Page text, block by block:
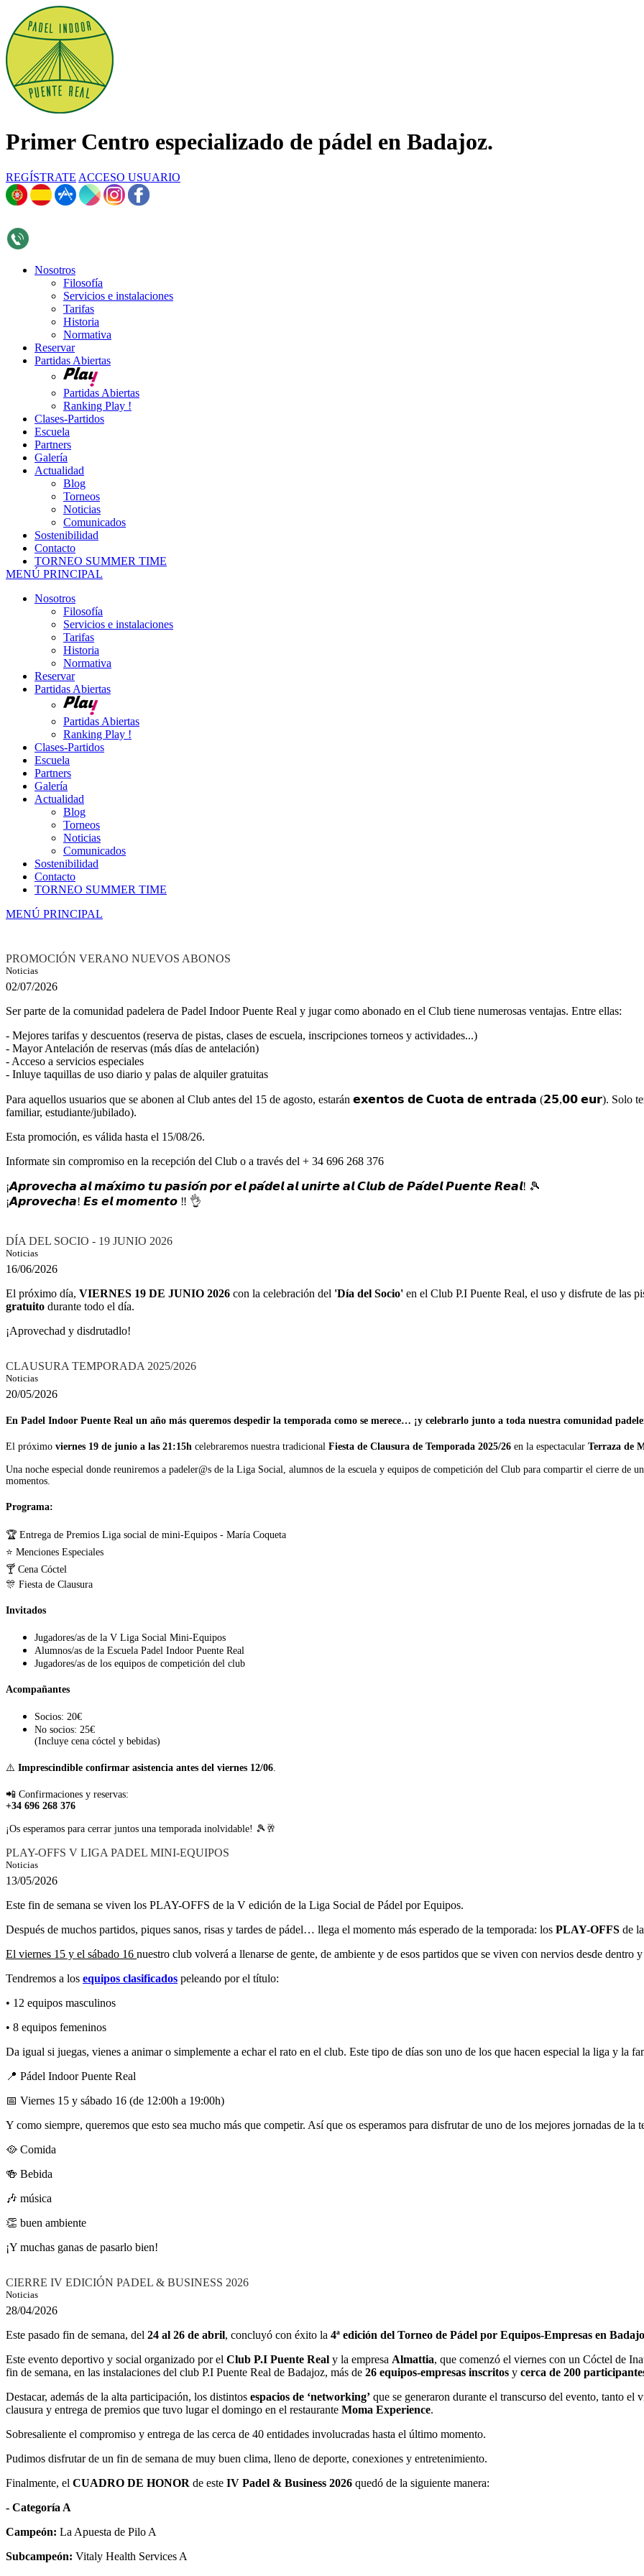
Primer Centro especializado de pádel en Badajoz.
REGÍSTRATE ACCESO USUARIO
Nosotros
Filosofía
Servicios e instalaciones
Tarifas
Historia
Normativa
Reservar
Partidas Abiertas
Partidas Abiertas
Ranking Play !
Clases-Partidos
Escuela
Partners
Galería
Actualidad
Blog
Torneos
Noticias
Comunicados
Sostenibilidad
Contacto
TORNEO SUMMER TIME
MENÚ PRINCIPAL
Nosotros
Filosofía
Servicios e instalaciones
Tarifas
Historia
Normativa
Reservar
Partidas Abiertas
Partidas Abiertas
Ranking Play !
Clases-Partidos
Escuela
Partners
Galería
Actualidad
Blog
Torneos
Noticias
Comunicados
Sostenibilidad
Contacto
TORNEO SUMMER TIME
MENÚ PRINCIPAL
PROMOCIÓN VERANO NUEVOS ABONOS
Noticias
02/07/2026
Ser parte de la comunidad padelera de Padel Indoor Puente Real y jugar como abonado en el Club tiene numerosas ventajas. Entre ellas:
- Mejores tarifas y descuentos (reserva de pistas, clases de escuela, inscripciones torneos y actividades...)
- Mayor Antelación de reservas (más días de antelación)
- Acceso a servicios especiales
- Inluye taquillas de uso diario y palas de alquiler gratuitas
Para aquellos usuarios que se abonen al Club antes del 15 de agosto, estarán 𝗲𝘅𝗲𝗻𝘁𝗼𝘀 𝗱𝗲 𝗖𝘂𝗼𝘁𝗮 𝗱𝗲 𝗲𝗻𝘁𝗿𝗮𝗱𝗮 (𝟮𝟱,𝟬𝟬 𝗲𝘂𝗿). Solo
familiar, estudiante/jubilado).
Esta promoción, es válida hasta el 15/08/26.
Informate sin compromiso en la recepción del Club o a través del + 34 696 268 376
¡𝘼𝙥𝙧𝙤𝙫𝙚𝙘𝙝𝙖 𝙖𝙡 𝙢𝙖́𝙭𝙞𝙢𝙤 𝙩𝙪 𝙥𝙖𝙨𝙞𝙤́𝙣 𝙥𝙤𝙧 𝙚𝙡 𝙥𝙖́𝙙𝙚𝙡 𝙖𝙡 𝙪𝙣𝙞𝙧𝙩𝙚 𝙖𝙡 𝘾𝙡𝙪𝙗 𝙙𝙚 𝙋𝙖́𝙙𝙚𝙡 𝙋𝙪𝙚𝙣𝙩𝙚 𝙍𝙚𝙖𝙡! 🎾
¡𝘼𝙥𝙧𝙤𝙫𝙚𝙘𝙝𝙖! 𝙀𝙨 𝙚𝙡 𝙢𝙤𝙢𝙚𝙣𝙩𝙤 ‼ 👌
DÍA DEL SOCIO - 19 JUNIO 2026
Noticias
16/06/2026
El próximo día, VIERNES 19 DE JUNIO 2026 con la celebración del 'Día del Socio' en el Club P.I Puente Real, el uso y disfrute de las
gratuito durante todo el día.
¡Aprovechad y disdrutadlo!
CLAUSURA TEMPORADA 2025/2026
Noticias
20/05/2026
En Padel Indoor Puente Real un año más queremos despedir la temporada como se merece… ¡y celebrarlo junto a toda nuestra comunidad
El próximo viernes 19 de junio a las 21:15h celebraremos nuestra tradicional Fiesta de Clausura de Temporada 2025/26 en la espectacular Terraza de
Una noche especial donde reuniremos a padeler@s de la Liga Social, alumnos de la escuela y equipos de competición del Club para compartir el cierre de
momentos.
Programa:
🏆 Entrega de Premios Liga social de mini-Equipos - María Coqueta
⭐ Menciones Especiales
🍸 Cena Cóctel
🎊 Fiesta de Clausura
Invitados
Jugadores/as de la V Liga Social Mini-Equipos
Alumnos/as de la Escuela Padel Indoor Puente Real
Jugadores/as de los equipos de competición del club
Acompañantes
Socios: 20€
No socios: 25€
(Incluye cena cóctel y bebidas)
⚠️ Imprescindible confirmar asistencia antes del viernes 12/06
📲 Confirmaciones y reservas:
+34 696 268 376
¡Os esperamos para cerrar juntos una temporada inolvidable! 🎾🥂
PLAY-OFFS V LIGA PADEL MINI-EQUIPOS
Noticias
13/05/2026
Este fin de semana se viven los PLAY-OFFS de la V edición de la Liga Social de Pádel por Equipos.
Después de muchos partidos, piques sanos, risas y tardes de pádel… llega el momento más esperado de la temporada: los PLAY-OFFS de la
El viernes 15 y el sábado 16 nuestro club volverá a llenarse de gente, de ambiente y de esos partidos que se viven con nervios desde dentro
Tendremos a los equipos clasificados peleando por el título:
• 12 equipos masculinos
• 8 equipos femeninos
Da igual si juegas, vienes a animar o simplemente a echar el rato en el club. Este tipo de días son uno de los que hacen especial la liga y la
📍 Pádel Indoor Puente Real
📅 Viernes 15 y sábado 16 (de 12:00h a 19:00h)
Y como siempre, queremos que esto sea mucho más que competir. Así que os esperamos para disfrutar de uno de los mejores jornadas de la
🥘 Comida
🍻 Bebida
🎶 música
👏 buen ambiente
¡Y muchas ganas de pasarlo bien!
CIERRE IV EDICIÓN PADEL & BUSINESS 2026
Noticias
28/04/2026
Este pasado fin de semana, del 24 al 26 de abril, concluyó con éxito la 4ª edición del Torneo de Pádel por Equipos-Empresas en
Este evento deportivo y social organizado por el Club P.I Puente Real y la empresa Almattia, que comenzó el viernes con un Cóctel de
fin de semana, en las instalaciones del club P.I Puente Real de Badajoz, más de 26 equipos-empresas inscritos y cerca de 200
Destacar, además de la alta participación, los distintos espacios de ‘networking’ que se generaron durante el transcurso del evento, tanto
clausura y entrega de premios que tuvo lugar el domingo en el restaurante Moma Experience.
Sobresaliente el compromiso y entrega de las cerca de 40 entidades involucradas hasta el último momento.
Pudimos disfrutar de un fin de semana de muy buen clima, lleno de deporte, conexiones y entretenimiento.
Finalmente, el CUADRO DE HONOR de este IV Padel & Business 2026 quedó de la siguiente manera:
- Categoría A
Campeón: La Apuesta de Pilo A
Subcampeón: Vitaly Health Services A